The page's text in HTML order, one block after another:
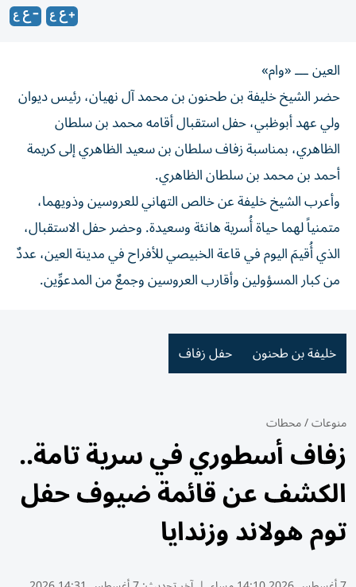
العين ـــ «وام»
حضر الشيخ خليفة بن طحنون بن محمد آل نهيان، رئيس ديوان
ولي عهد أبوظبي، حفل استقبال أقامه محمد بن سلطان
الظاهري، بمناسبة زفاف سلطان بن سعيد الظاهري إلى كريمة
أحمد بن محمد بن سلطان الظاهري.
وأعرب الشيخ خليفة عن خالص التهاني للعروسين وذويهما،
متمنياً لهما حياة أُسرية هانئة وسعيدة. وحضر حفل الاستقبال،
الذي أُقيمَ اليوم في قاعة الخبيصي للأفراح في مدينة العين، عددٌ
من كبار المسؤولين وأقارب العروسين وجمعٌ من المدعوِّين.
خليفة بن طحنون حفل زفاف
منوعات/محطات
زفاف أسطوري في سرية تامة..
الكشف عن قائمة ضيوف حفل
توم هولاند وزندايا